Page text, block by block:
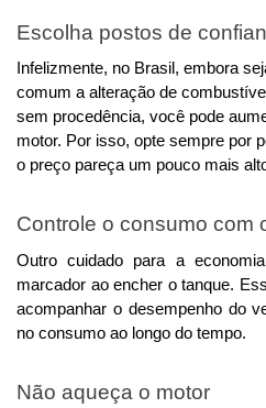
Escolha postos de
Infelizmente, no Brasil, embora
comum a alteração de
sem procedência, você pode
motor. Por isso, opte sempre por
o preço pareça um pouco mais
Controle o consumo com
Outro cuidado para a
marcador ao encher o tanque.
acompanhar o desempenho do
no consumo ao longo do tempo.
Não aqueça o motor